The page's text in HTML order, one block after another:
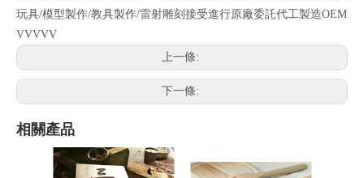
玩具/模型製作/教具製作/雷射雕刻接受進行原廠委託代工製造OEM
VVVVV
上一條:
下一條:
相關產品